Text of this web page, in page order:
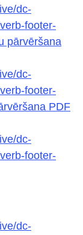
dc-
footer-
pārvēršana
dc-
footer-
PDF
dc-
footer-
dc-